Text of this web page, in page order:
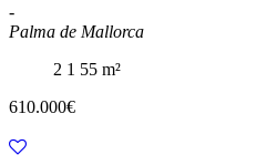
-
Palma de Mallorca
2 1 55 m²
610.000€